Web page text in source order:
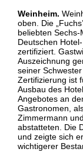
Weinheim.
oben. Die
beliebten Sechs-
Deutschen
zertifiziert.
Auszeichnung
seiner
Zertifizierung ist
Ausbau des
Angebotes an
Gastronomen,
Zimmermann
abstatteten. Die
und zeigte sich
wichtigerer